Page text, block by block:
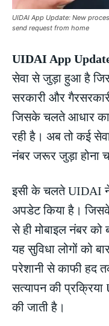
UIDAI App Update: New
send request from home
UIDAI App
सेवा से जुड़ा हुआ है
सरकारी और
जिसके चलते आधार
रही है। अब तो कई
नंबर जरूर जुड़ा होना
इसी के चलते UIDAI
अपडेट किया है।
से ही मोबाइल नंबर
यह सुविधा लोगों को
परेशानी से काफी हद
सत्यापन की
की जाती है।